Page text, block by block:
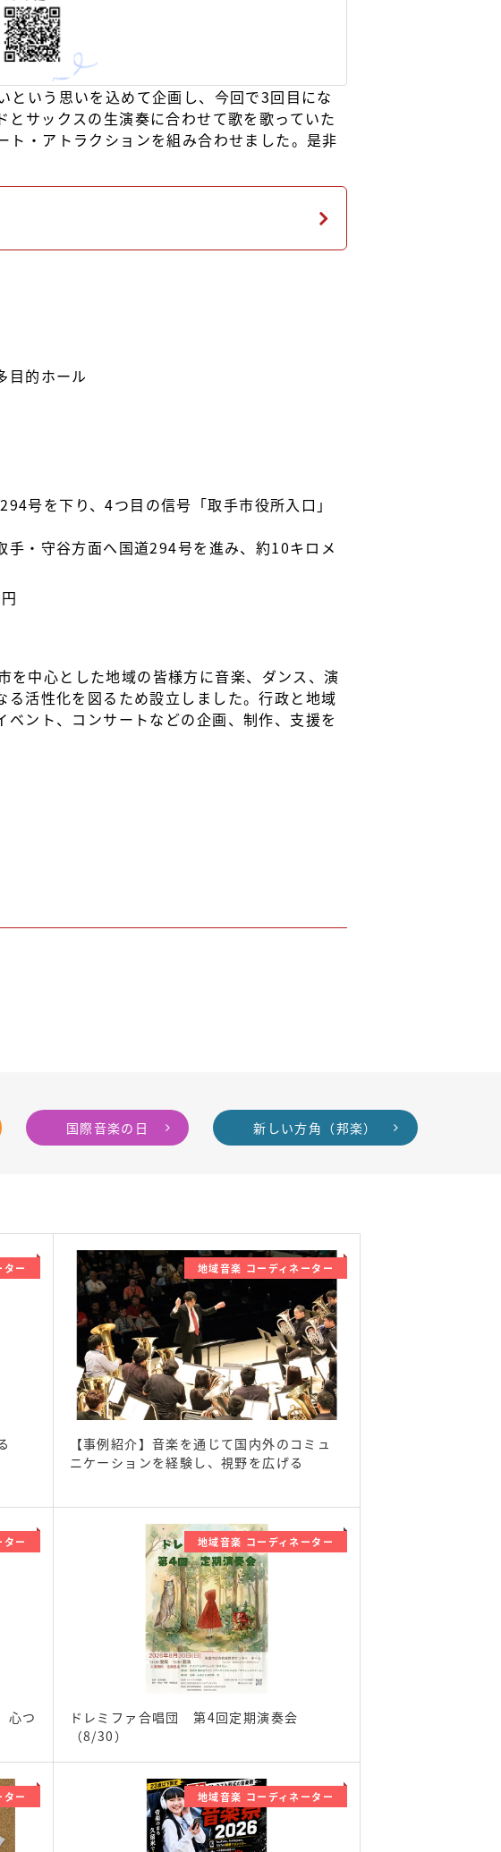
いう思いを込めて企画し、今回で3回目にな
サックスの生演奏に合わせて歌を歌っていた
・アトラクションを組み合わせました。是非
目的ホール
号を下り、4つ目の信号「取手市役所入口」
手・守谷方面へ国道294号を進み、約10キロメ
中心とした地域の皆様方に音楽、ダンス、演
活性化を図るため設立しました。行政と地域
ント、コンサートなどの企画、制作、支援を
国際音楽の日 新しい方角（邦楽）
ー 地域音楽 コーディネーター
【事例紹介】音楽を通じて国内外のコミュ
ニケーションを経験し、視野を広げる
ー
心つ
地域音楽 コーディネーター
ドレミファ合唱団 第4回定期演奏会
（8/30）
ー 地域音楽 コーディネーター